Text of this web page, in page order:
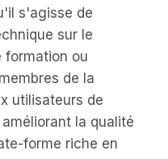
s'agisse de
sur le
formation ou
de la
utilisateurs de
la qualité
forme riche en